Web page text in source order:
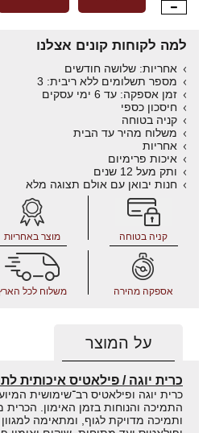
למה לקוחות קונים אצלנו
אחריות: שלושה חודשים
מספר תשלומים ללא ריבית: 3
זמן אספקה: עד 6 ימי עסקים
חיסכון כספי
קניה בטוחה
משלוח מהיר עד הבית
אחריות
איכות פרימיום
ותק מעל 12 שנים
חנות יבואן עם אולם תצוגה מלא
קניה בטוחה מוצר באחריות
אספקה מהירה משלוח לכל
על המוצר
כרית יוגה / פילאטיס איכותית
כרית יוגה ופילאטיס רב־שימושית
התמיכה והנוחות בזמן האימון.
ותמיכה מדויקת לגוף, ומתאימה